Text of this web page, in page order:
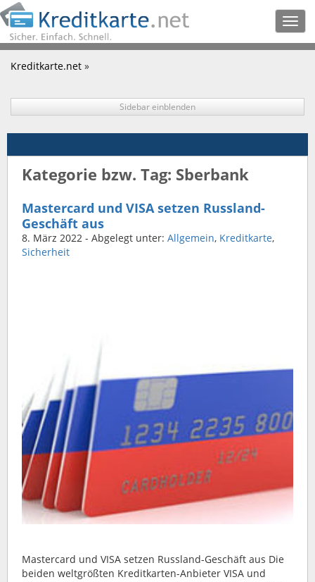
Kreditkarte.net »
Sidebar einblenden
Kategorie bzw. Tag: Sberbank
Mastercard und VISA setzen Russland-
Geschäft aus
8. März 2022 - Abgelegt unter: Allgemein, Kreditkarte,
Sicherheit
Mastercard und VISA setzen Russland-Geschäft aus Die
beiden weltgrößten Kreditkarten-Anbieter VISA und